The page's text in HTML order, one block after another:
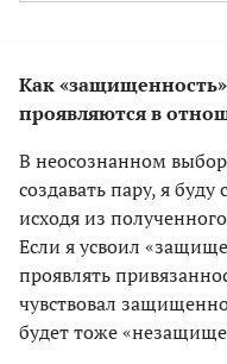
Как
проявляются в
В неосознанном
создавать пару, я
исходя из
Если я усвоил
проявлять
чувствовал
будет тоже